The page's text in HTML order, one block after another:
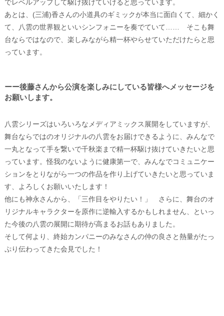
でレベルアップして駆け抜けていけると思っています。
あとは、(三浦)香さんの小道具のギミックが本当に面白くて、細かく
て、八雲の世界観といいシンフォニーを奏でていて…… そこも舞
台ならではなので、楽しみながら精一杯やらせていただけたらと思
っています。
ーー後藤さんから公演を楽しみにしている皆様へメッセージを
お願いします。
八雲シリーズはいろいろなメディアミックス展開をしていますが、
舞台ならではのオリジナルの八雲をお届けできるように、みんなで
一丸となって手を繋いで千秋楽まで精一杯駆け抜けていきたいと思
っています。怪我のないように健康第一で、みんなでコミュニケー
ションをとりながら一つの作品を作り上げていきたいと思っていま
す、よろしくお願いいたします！
他にも神永さんから、「三作目をやりたい！」 さらに、舞台のオ
リジナルキャラクターを原作に逆輸入するかもしれません、といっ
た今後の八雲の展開に期待が高まるお話もありました。
そして何より、終始カンパニーのみなさんの仲の良さと熱量がたっ
ぷり伝わってきた会見でした！